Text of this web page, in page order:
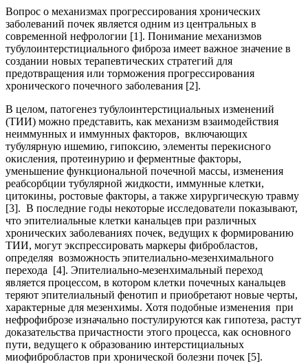
Вопрос о механизмах прогрессирования хронических
заболеваний почек является одним из центральных в
современной нефрологии [1]. Понимание механизмов
тубулоинтерстициального фиброза имеет важное значение в
создании новых терапевтических стратегий для
предотвращения или торможения прогрессирования
хронического почечного заболевания [2].
В целом, патогенез тубулоинтерстициальных изменений
(ТИИ) можно представить, как механизм взаимодействия
неиммунных и иммунных факторов, включающих
тубулярную ишемию, гипоксию, элементы перекисного
окисления, протеинурию и ферментные факторы,
уменьшение функциональной почечной массы, изменения
реабсорбции тубулярной жидкости, иммунные клетки,
цитокины, ростовые факторы, а также хирургическую травму
[3]. В последние годы некоторые исследователи показывают,
что эпителиальные клетки канальцев при различных
хронических заболеваниях почек, ведущих к формированию
ТИИ, могут экспрессировать маркеры фибробластов,
определяя возможность эпителиально-мезенхимального
перехода [4]. Эпителиально-мезенхимальный переход
является процессом, в котором клетки почечных канальцев
теряют эпителиальный фенотип и приобретают новые черты,
характерные для мезенхимы. Хотя подобные изменения при
нефрофиброзе изначально постулируются как гипотеза, растут
доказательства причастности этого процесса, как основного
пути, ведущего к образованию интерстициальных
миофибробластов при хронической болезни почек [5].